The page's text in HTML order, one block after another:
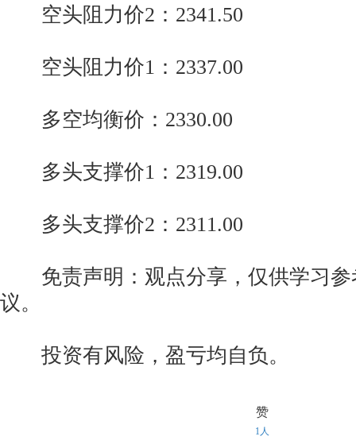
空头阻力价2：2341.50
空头阻力价1：2337.00
多空均衡价：2330.00
多头支撑价1：2319.00
多头支撑价2：2311.00
免责声明：观点分享，仅供学习参
议。
投资有风险，盈亏均自负。
赞
1人